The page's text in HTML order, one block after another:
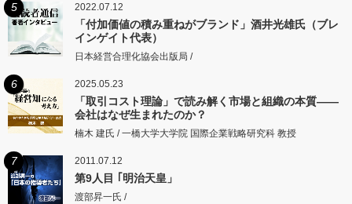
5 2022.07.12
「付加価値の積み重ねがブランド」酒井光雄氏（ブレ
インゲイト代表）
日本経営合理化協会出版局 /
6 2025.05.23
「取引コスト理論」で読み解く市場と組織の本質――
会社はなぜ生まれたのか？
楠木 建氏 / 一橋大学大学院 国際企業戦略研究科 教授
7 2011.07.12
第9人目 ｢明治天皇」
渡部昇一氏 /